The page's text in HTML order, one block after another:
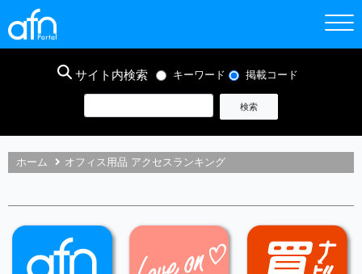
サイト内検索 キーワード 掲載コード
ホーム オフィス用品 アクセスランキング